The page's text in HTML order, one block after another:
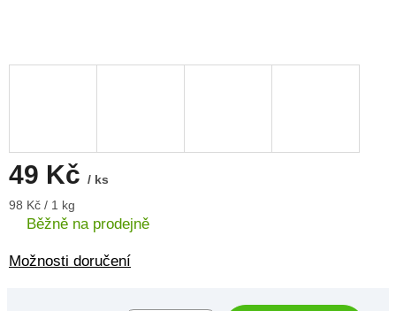
49 Kč / ks
Měrná
cena:
98 Kč / 1 kg
Běžně na prodejně
Možnosti doručení